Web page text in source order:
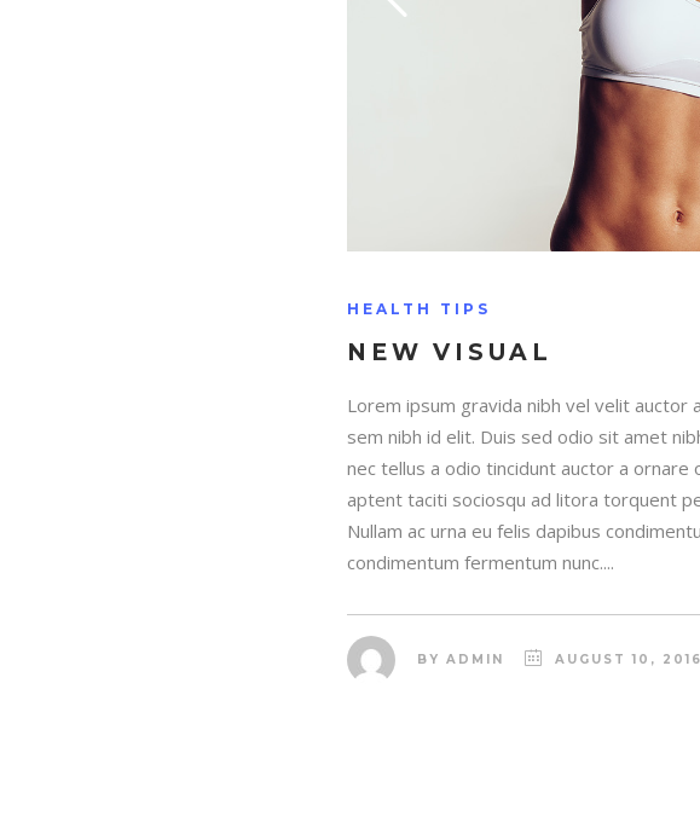
HEALTH TIPS
NEW VISUAL
Lorem ipsum gravida nibh vel velit auctor
sem nibh id elit. Duis sed odio sit amet
nec tellus a odio tincidunt auctor a ornare
aptent taciti sociosqu ad litora torquent
Nullam ac urna eu felis dapibus
condimentum fermentum nunc....
BY ADMIN AUGUST 10, 2016